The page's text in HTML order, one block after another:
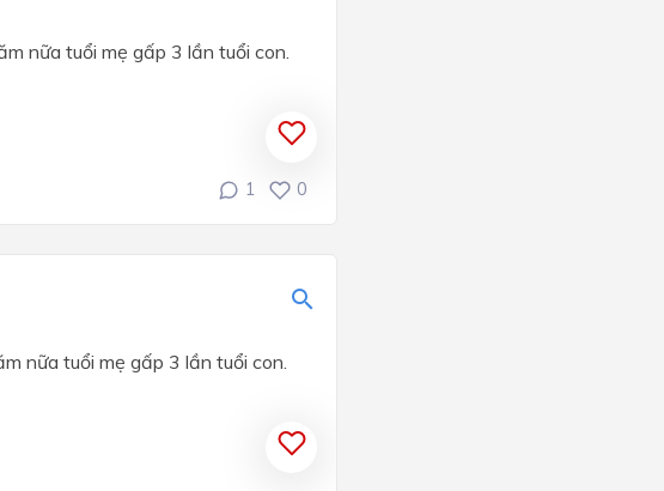
nữa tuổi mẹ gấp 3 lần tuổi con.
1 0
nữa tuổi mẹ gấp 3 lần tuổi con.